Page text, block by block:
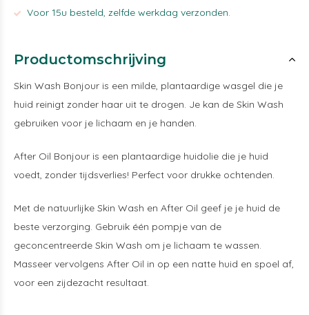
Voor 15u besteld, zelfde werkdag verzonden.
Productomschrijving
Skin Wash Bonjour is een milde, plantaardige wasgel die je
huid reinigt zonder haar uit te drogen. Je kan de Skin Wash
gebruiken voor je lichaam en je handen.
After Oil Bonjour is een plantaardige huidolie die je huid
voedt, zonder tijdsverlies! Perfect voor drukke ochtenden.
Met de natuurlijke Skin Wash en After Oil geef je je huid de
beste verzorging. Gebruik één pompje van de
geconcentreerde Skin Wash om je lichaam te wassen.
Masseer vervolgens After Oil in op een natte huid en spoel af,
voor een zijdezacht resultaat.